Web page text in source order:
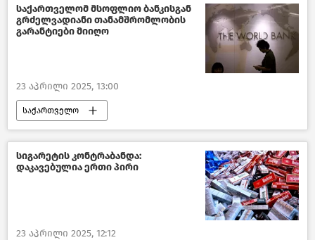
სურსათის ეროვნული სააგენტო
ახალი ამბები
საქართველომ მსოფლიო ბანკისგან
გრძელვადიანი თანამშრომლობის
გარანტიები მიიღო
23 აპრილი 2025, 13:00
საქართველო
საქართველოს ეკონომიკისა და მდგრადი განვითარების სამინისტრო
საქართველოს ეკონომიკა
მსოფლიო ბანკი ახალი ამბები
სიგარეტის კონტრაბანდა:
დაკავებულია ერთი პირი
23 აპრილი 2025, 12:12